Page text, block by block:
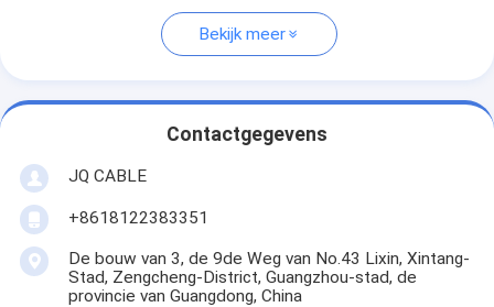
Bekijk meer
Contactgegevens
JQ CABLE
+8618122383351
De bouw van 3, de 9de Weg van No.43 Lixin, Xintang-
Stad, Zengcheng-District, Guangzhou-stad, de
provincie van Guangdong, China